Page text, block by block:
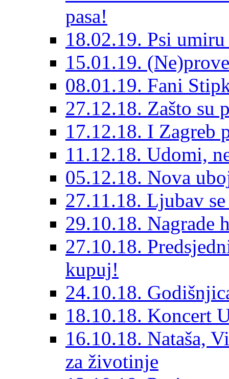
pasa!
18.02.19. Psi
15.01.19.
08.01.19. Fani
27.12.18. Zašto su
17.12.18. I Zagreb
11.12.18. Udomi,
05.12.18. Nova
27.11.18. Ljubav
29.10.18. Nagrade
27.10.18.
kupuj!
24.10.18.
18.10.18. Koncert
16.10.18. Nataša,
za životinje